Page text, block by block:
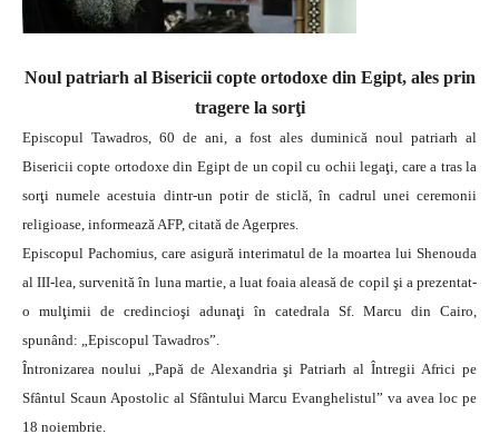
Noul patriarh al Bisericii copte ortodoxe din Egipt, ales prin
tragere la sorţi
Episcopul Tawadros, 60 de ani, a fost ales duminică noul patriarh al
Bisericii copte ortodoxe din Egipt de un copil cu ochii legaţi, care a tras la
sorţi numele acestuia dintr-un potir de sticlă, în cadrul unei ceremonii
religioase, informează AFP, citată de Agerpres.
Episcopul Pachomius, care asigură interimatul de la moartea lui Shenouda
al III-lea, survenită în luna martie, a luat foaia aleasă de copil şi a prezentat-
o mulţimii de credincioşi adunaţi în catedrala Sf. Marcu din Cairo,
spunând: „Episcopul Tawadros”.
Întronizarea noului „Papă de Alexandria şi Patriarh al Întregii Africi pe
Sfântul Scaun Apostolic al Sfântului Marcu Evanghelistul” va avea loc pe
18 noiembrie.